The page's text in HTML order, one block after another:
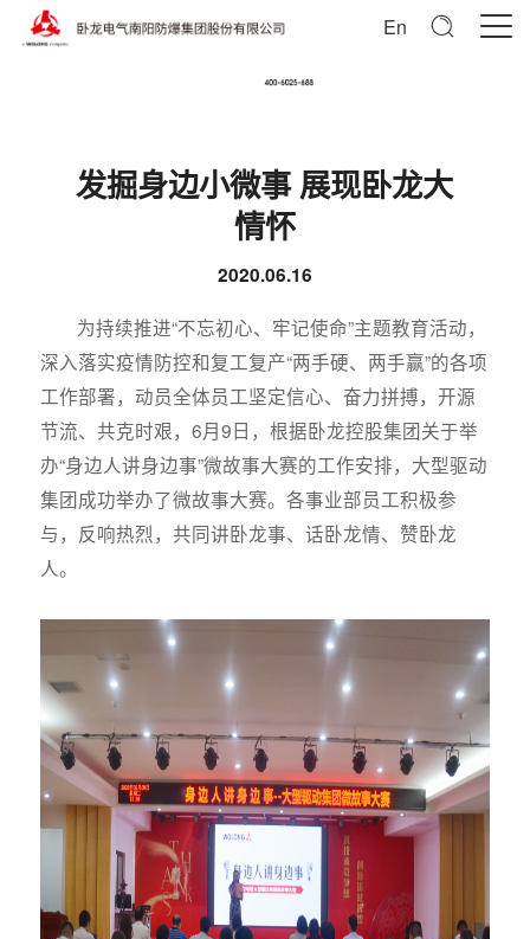
En
发掘身边小微事 展现卧龙大
情怀
2020.06.16
为持续推进“不忘初心、牢记使命”主题教育活动，
深入落实疫情防控和复工复产“两手硬、两手赢”的各项
工作部署，动员全体员工坚定信心、奋力拼搏，开源
节流、共克时艰，6月9日，根据卧龙控股集团关于举
办“身边人讲身边事”微故事大赛的工作安排，大型驱动
集团成功举办了微故事大赛。各事业部员工积极参
与，反响热烈，共同讲卧龙事、话卧龙情、赞卧龙
人。